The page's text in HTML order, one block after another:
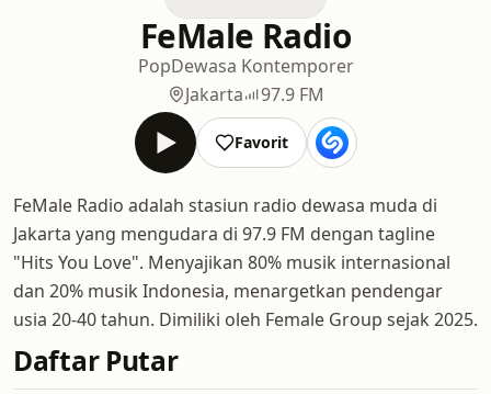
FeMale Radio
PopDewasa Kontemporer
Jakarta
97.9 FM
Favorit
FeMale Radio adalah stasiun radio dewasa muda di
Jakarta yang mengudara di 97.9 FM dengan tagline
"Hits You Love". Menyajikan 80% musik internasional
dan 20% musik Indonesia, menargetkan pendengar
usia 20-40 tahun. Dimiliki oleh Female Group sejak 2025.
Daftar Putar